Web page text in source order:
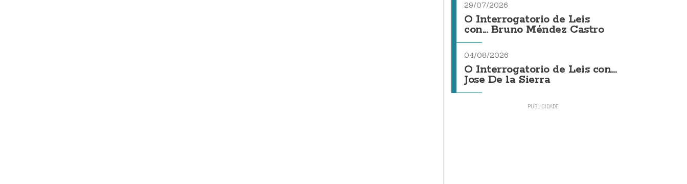
29/07/2026
O Interrogatorio de Leis
con... Bruno Méndez Castro
04/08/2026
O Interrogatorio de Leis con...
Jose De la Sierra